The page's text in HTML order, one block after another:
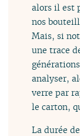
alors il est
nos
Mais, si
une trace
analyser,
verre par
le carton,
La durée